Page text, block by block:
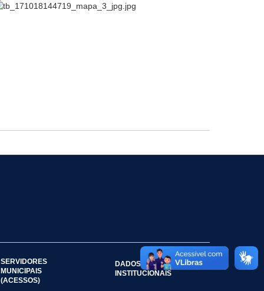
SERVIDORES
MUNICIPAIS
(ACESSOS)
DADOS
INSTITUCIONAIS